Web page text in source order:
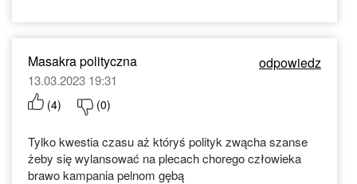
Masakra polityczna odpowiedz
13.03.2023 19:31
(4) (0)
Tylko kwestia czasu aż któryś polityk zwącha szanse
żeby się wylansować na plecach chorego człowieka
brawo kampania pelnom gębą